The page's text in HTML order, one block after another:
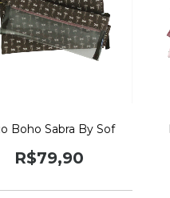
Boho Sabra By Sof
R$79,90